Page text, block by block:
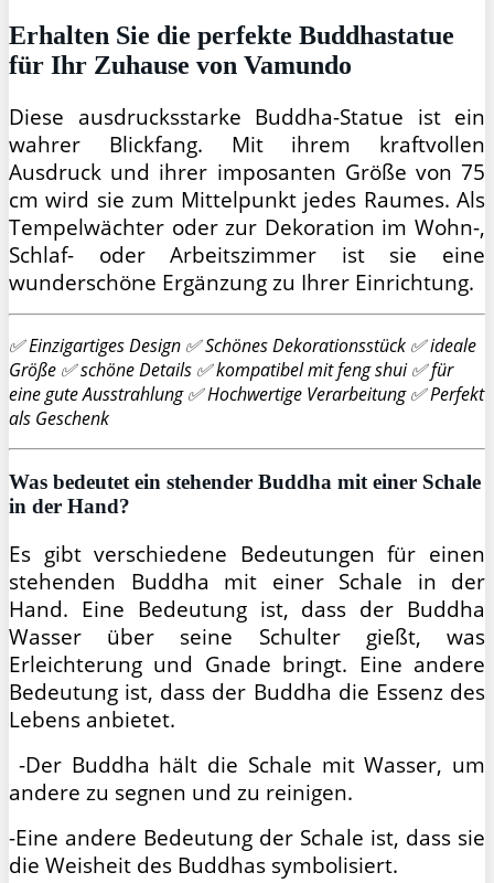
Erhalten Sie die perfekte Buddhastatue
für Ihr Zuhause von Vamundo
Diese ausdrucksstarke Buddha-Statue ist ein
wahrer Blickfang. Mit ihrem kraftvollen
Ausdruck und ihrer imposanten Größe von 75
cm wird sie zum Mittelpunkt jedes Raumes. Als
Tempelwächter oder zur Dekoration im Wohn-,
Schlaf- oder Arbeitszimmer ist sie eine
wunderschöne Ergänzung zu Ihrer Einrichtung.
✅ Einzigartiges Design ✅ Schönes Dekorationsstück ✅ ideale
Größe ✅ schöne Details ✅ kompatibel mit feng shui ✅ für
eine gute Ausstrahlung ✅ Hochwertige Verarbeitung ✅ Perfekt
als Geschenk
Was bedeutet ein stehender Buddha mit einer Schale
in der Hand?
Es gibt verschiedene Bedeutungen für einen
stehenden Buddha mit einer Schale in der
Hand. Eine Bedeutung ist, dass der Buddha
Wasser über seine Schulter gießt, was
Erleichterung und Gnade bringt. Eine andere
Bedeutung ist, dass der Buddha die Essenz des
Lebens anbietet.
-Der Buddha hält die Schale mit Wasser, um
andere zu segnen und zu reinigen.
-Eine andere Bedeutung der Schale ist, dass sie
die Weisheit des Buddhas symbolisiert.